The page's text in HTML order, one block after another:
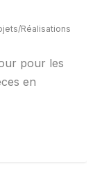
Réalisations
pour les
en